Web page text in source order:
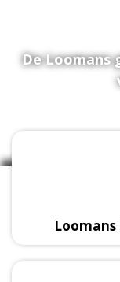
De Loomans